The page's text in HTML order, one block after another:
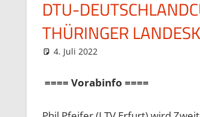
DTU-
THÜRINGER
4. Juli 2022
==== Vorabinfo ====